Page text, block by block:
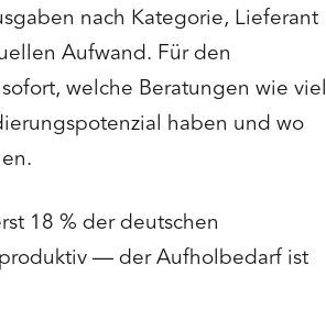
nach Kategorie, Lieferant
Aufwand. Für den
welche Beratungen wie viel
haben und wo
18 % der deutschen
— der Aufholbedarf ist